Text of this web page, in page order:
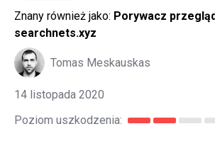
Znany również jako: Porywacz
searchnets.xyz
Tomas Meskauskas
14 listopada 2020
Poziom uszkodzenia: